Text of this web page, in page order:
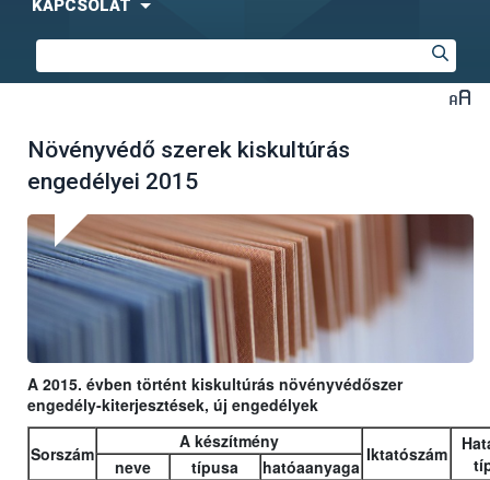
KAPCSOLAT
Növényvédő szerek kiskultúrás
engedélyei 2015
A 2015. évben történt kiskultúrás növényvédőszer
engedély-kiterjesztések, új engedélyek
Sorszám
A készítmény
Iktatószám
neve típusa hatóaanyaga